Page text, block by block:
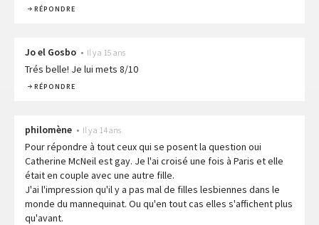
RÉPONDRE
Jo el Gosbo • Il y a 15 ans
Trés belle! Je lui mets 8/10
RÉPONDRE
philomène • Il y a 14 ans
Pour répondre à tout ceux qui se posent la question oui
Catherine McNeil est gay. Je l'ai croisé une fois à Paris et elle
était en couple avec une autre fille.
J'ai l'impression qu'il y a pas mal de filles lesbiennes dans le
monde du mannequinat. Ou qu'en tout cas elles s'affichent plus
qu'avant.